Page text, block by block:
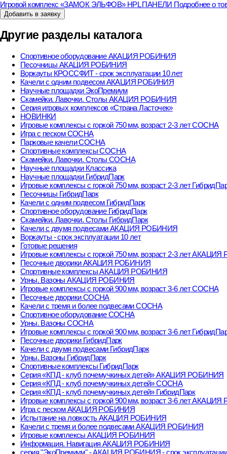
Игровой комплекс «ЗАМОК ЭЛЬФОВ» HPL ПАНЕЛИ Подробнее о
Добавить в заявку
Другие разделы каталога
Спортивное оборудование АКАЦИЯ РОБИНИЯ
Песочницы АКАЦИЯ РОБИНИЯ
Воркауты КРОССФИТ - срок эксплуатации 10 лет
Качели с одним подвесом АКАЦИЯ РОБИНИЯ
Научные площадки ЭкоПремиум
Скамейки. Лавочки. Столы АКАЦИЯ РОБИНИЯ
Серия игровых комплексов «Страна Ласточек»
НОВИНКИ
Игровые комплексы с горкой 750 мм, возраст 2-3 лет СОСНА
Игра с песком СОСНА
Парковые качели СОСНА
Спортивные комплексы СОСНА
Скамейки. Лавочки. Столы СОСНА
Научные площадки Классика
Научные площадки ГибридПарк
Игровые комплексы с горкой 750 мм, возраст 2-3 лет
Песочницы ГибридПарк
Качели с одним подвесом ГибридПарк
Спортивное оборудование ГибридПарк
Скамейки. Лавочки. Столы ГибридПарк
Качели с двумя подвесами АКАЦИЯ РОБИНИЯ
Воркауты - срок эксплуатации 10 лет
Готовые решения
Игровые комплексы с горкой 750 мм, возраст 2-3 лет
Песочные дворики АКАЦИЯ РОБИНИЯ
Спортивные комплексы АКАЦИЯ РОБИНИЯ
Урны. Вазоны АКАЦИЯ РОБИНИЯ
Игровые комплексы с горкой 900 мм, возраст 3-6 лет СОСНА
Песочные дворики СОСНА
Качели с тремя и более подвесами СОСНА
Спортивное оборудование СОСНА
Урны. Вазоны СОСНА
Игровые комплексы с горкой 900 мм, возраст 3-6 лет
Песочные дворики ГибридПарк
Качели с двумя подвесами ГибридПарк
Урны. Вазоны ГибридПарк
Спортивные комплексы ГибридПарк
Серия «КПД - клуб почемучкиных детей» АКАЦИЯ РОБИНИЯ
Серия «КПД - клуб почемучкиных детей» СОСНА
Серия «КПД - клуб почемучкиных детей» ГибридПарк
Игровые комплексы с горкой 900 мм, возраст 3-6 лет
Игра с песком АКАЦИЯ РОБИНИЯ
Испытание на ловкость АКАЦИЯ РОБИНИЯ
Качели с тремя и более подвесами АКАЦИЯ РОБИНИЯ
Игровые комплексы АКАЦИЯ РОБИНИЯ
Информация. Навигация АКАЦИЯ РОБИНИЯ
серия "ЭкоПремиум" - АКАЦИЯ РОБИНИЯ - срок эксплуатации